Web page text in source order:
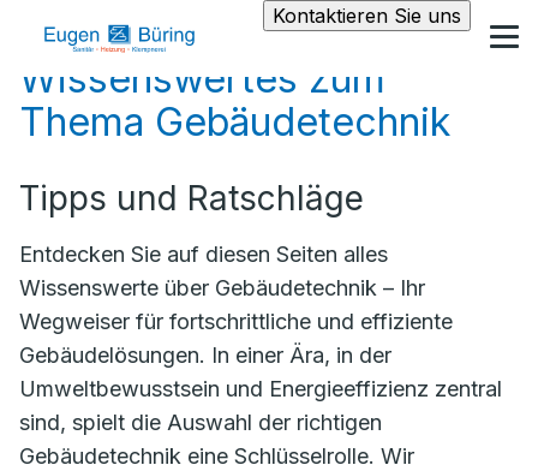
Kontaktieren Sie uns
Wissenswertes zum
Thema Gebäudetechnik
Tipps und Ratschläge
Entdecken Sie auf diesen Seiten alles
Wissenswerte über Gebäudetechnik – Ihr
Wegweiser für fortschrittliche und effiziente
Gebäudelösungen. In einer Ära, in der
Umweltbewusstsein und Energieeffizienz zentral
sind, spielt die Auswahl der richtigen
Gebäudetechnik eine Schlüsselrolle. Wir